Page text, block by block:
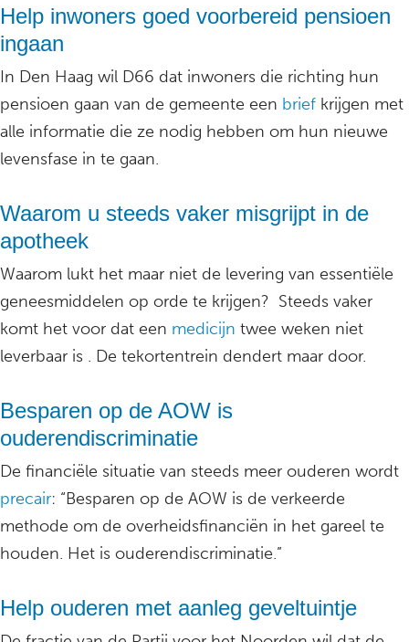
Help inwoners goed voorbereid pensioen
ingaan
In Den Haag wil D66 dat inwoners die richting hun
pensioen gaan van de gemeente een brief krijgen met
alle informatie die ze nodig hebben om hun nieuwe
levensfase in te gaan.
Waarom u steeds vaker misgrijpt in de
apotheek
Waarom lukt het maar niet de levering van essentiële
geneesmiddelen op orde te krijgen? Steeds vaker
komt het voor dat een medicijn twee weken niet
leverbaar is . De tekortentrein dendert maar door.
Besparen op de AOW is
ouderendiscriminatie
De financiële situatie van steeds meer ouderen wordt
precair: “Besparen op de AOW is de verkeerde
methode om de overheidsfinanciën in het gareel te
houden. Het is ouderendiscriminatie.”
Help ouderen met aanleg geveltuintje